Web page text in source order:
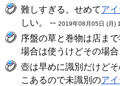
難しすぎる。せめてア
しい。 --2019年08月05日 (月)
序盤の草と巻物は店ま
場合は使うけどその場
壺は早めに識別だけど
こあるので未識別のア